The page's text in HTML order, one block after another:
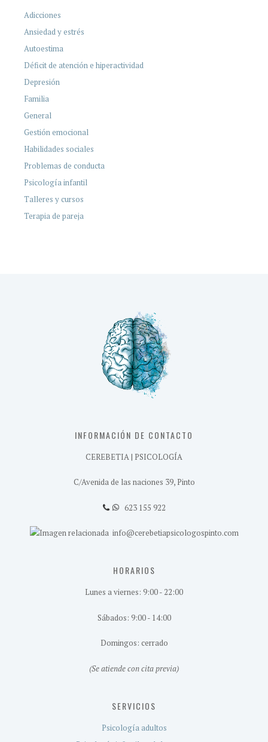
Adicciones
Ansiedad y estrés
Autoestima
Déficit de atención e hiperactividad
Depresión
Familia
General
Gestión emocional
Habilidades sociales
Problemas de conducta
Psicología infantil
Talleres y cursos
Terapia de pareja
INFORMACIÓN DE CONTACTO
CEREBETIA | PSICOLOGÍA
C/Avenida de las naciones 39, Pinto
623 155 922
info@cerebetiapsicologospinto.com
HORARIOS
Lunes a viernes: 9:00 - 22:00
Sábados: 9:00 - 14:00
Domingos: cerrado
(Se atiende con cita previa)
SERVICIOS
Psicología adultos